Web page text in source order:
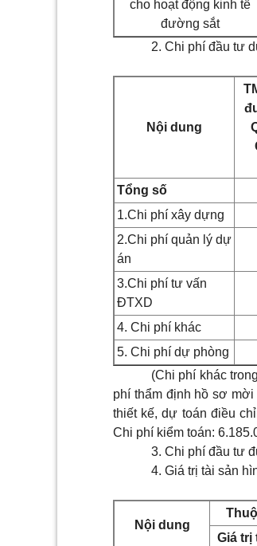
cho hoạt động kinh tế
đường sắt
2. Chi phí đầu tư
Nội dung
Tổng số
1.Chi phí xây dựng
2.Chi phí quản lý dự
án
3.Chi phí tư vấn
ĐTXD
4. Chi phí khác
5. Chi phí dự phòng
(Chi phí khác
phí thẩm định hồ sơ
thiết kế, dự toán điều
Chi phí kiểm toán:
3. Chi phí đầu tư
4. Giá trị tài sản
Nội dung
Giá trị